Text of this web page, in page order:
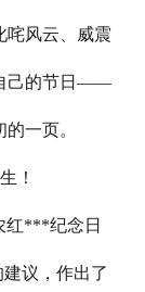
咤风云、威震
的节日 ——
的一页。
！
红***纪念日
议，作出了